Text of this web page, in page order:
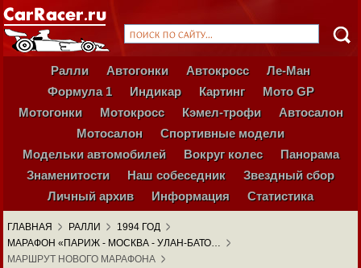
Ралли Автогонки Автокросс
Ле-Ман
Формула 1
Индикар Картинг
Мото GP
Мотогонки
Мотокросс Кэмел-трофи
Автосалон
Мотосалон
Спортивные модели
Модельки автомобилей
Вокруг колес
Панорама
Знаменитости
Наш собеседник
Звездный сбор
Личный архив
Информация Статистика
ГЛАВНАЯ РАЛЛИ
1994 ГОД
МАРАФОН «ПАРИЖ - МОСКВА - УЛАН-БАТО…
МАРШРУТ НОВОГО МАРАФОНА